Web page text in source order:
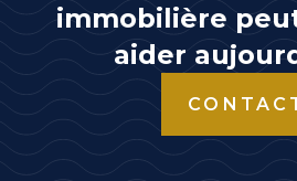
immobilière
aider